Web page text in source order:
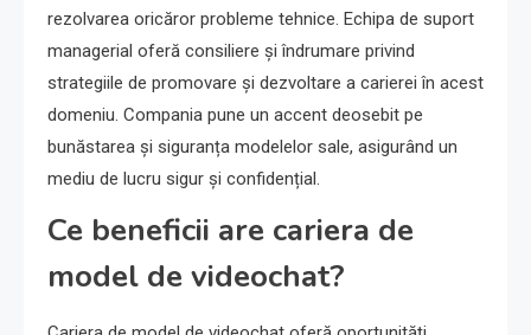
rezolvarea oricăror probleme tehnice. Echipa de suport
managerial oferă consiliere și îndrumare privind
strategiile de promovare și dezvoltare a carierei în acest
domeniu. Compania pune un accent deosebit pe
bunăstarea și siguranța modelelor sale, asigurând un
mediu de lucru sigur și confidențial.
Ce beneficii are cariera de
model de videochat?